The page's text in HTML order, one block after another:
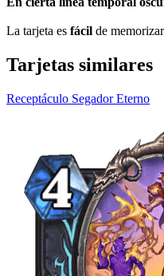
La tarjeta es fácil de
Tarjetas similares
Receptáculo Segador Eterno